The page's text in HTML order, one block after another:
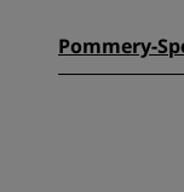
Pommery-